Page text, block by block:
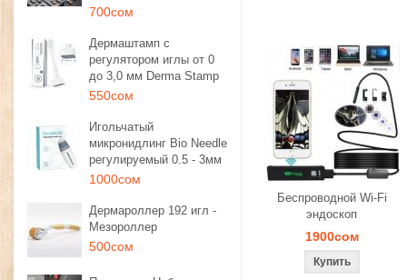
700сом
Дермаштамп с
регулятором иглы от 0
до 3,0 мм Derma Stamp
550сом
Игольчатый
микронидлинг Bio Needle
регулируемый 0.5 - 3мм
1000сом
Дермароллер 192 игл -
Мезороллер
500сом
Беспроводной Wi-Fi
эндоскоп
1900сом